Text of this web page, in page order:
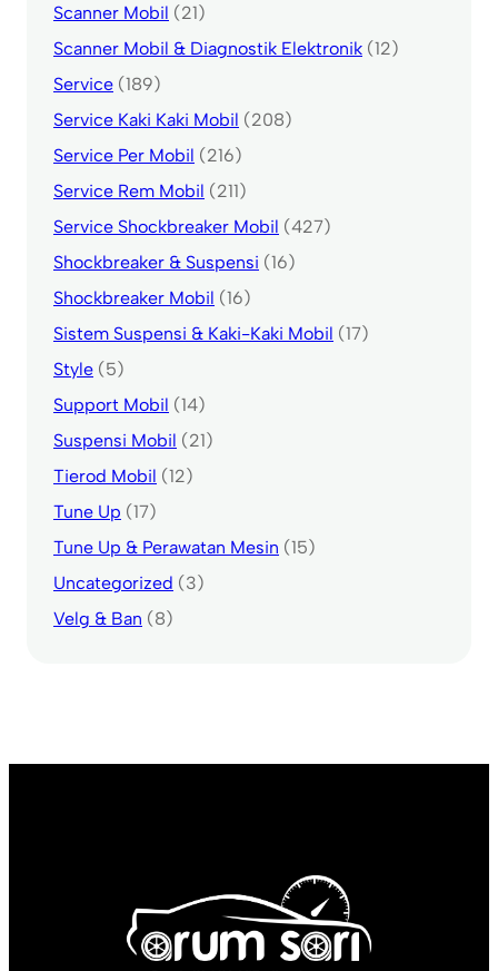
Scanner Mobil (21)
Scanner Mobil & Diagnostik Elektronik (12)
Service (189)
Service Kaki Kaki Mobil (208)
Service Per Mobil (216)
Service Rem Mobil (211)
Service Shockbreaker Mobil (427)
Shockbreaker & Suspensi (16)
Shockbreaker Mobil (16)
Sistem Suspensi & Kaki-Kaki Mobil (17)
Style (5)
Support Mobil (14)
Suspensi Mobil (21)
Tierod Mobil (12)
Tune Up (17)
Tune Up & Perawatan Mesin (15)
Uncategorized (3)
Velg & Ban (8)